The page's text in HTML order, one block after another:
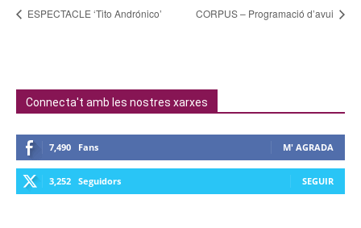
ESPECTACLE ‘Tito Andrónico’ CORPUS – Programació d’avui
Connecta't amb les nostres xarxes
7,490 Fans M' AGRADA
3,252 Seguidors SEGUIR